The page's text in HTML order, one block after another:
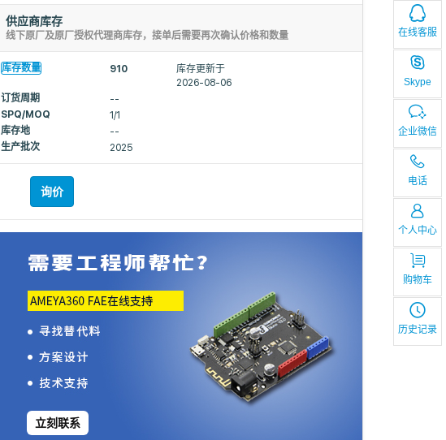
在线客服
Skype
企业微信
电话
个人中心
购物车
历史记录
供应商库存
线下原厂及原厂授权代理商库存，接单后需要再次确认价格和数量
库存数量 910
库存更新于
2026-08-06
订货周期
--
SPQ/MOQ
1/1
库存地
--
生产批次
2025
询价
立刻联系